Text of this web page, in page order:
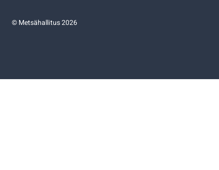
©Metsähallitus 2026